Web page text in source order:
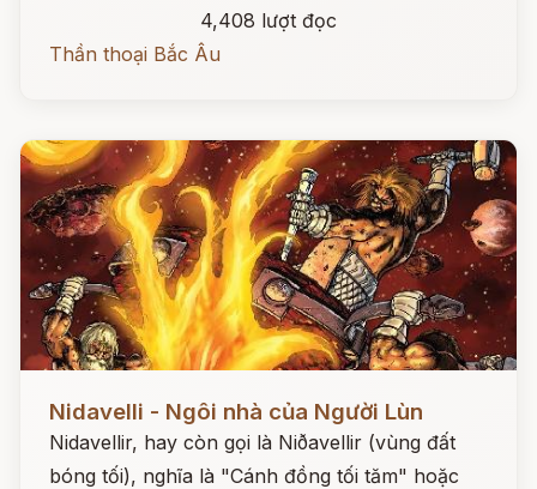
4,408 lượt đọc
Thần thoại Bắc Âu
Nidavelli - Ngôi nhà của Người Lùn
Nidavellir, hay còn gọi là Niðavellir (vùng đất
bóng tối), nghĩa là "Cánh đồng tối tăm" hoặc